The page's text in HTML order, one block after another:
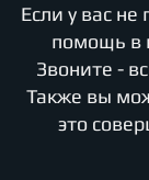
Если у вас
помощь в
Звоните -
Также вы
это